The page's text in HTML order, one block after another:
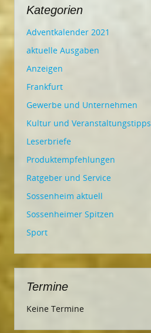
Kategorien
Adventkalender 2021
aktuelle Ausgaben
Anzeigen
Frankfurt
Gewerbe und Unternehmen
Kultur und Veranstaltungstipps
Leserbriefe
Produktempfehlungen
Ratgeber und Service
Sossenheim aktuell
Sossenheimer Spitzen
Sport
Termine
Keine Termine